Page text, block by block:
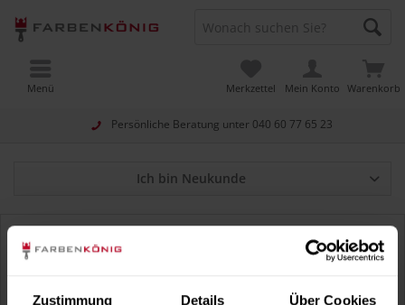
Zustimmung Details Über Cookies
Persönliche Beratung unter 040 60 77 65 23
Warenkorb
Merkzettel Mein Konto
Menü
Ich bin Neukunde
Ich bin bereits Kunde
Einloggen mit Ihrer E-Mail-Adresse und Ihrem Passwort